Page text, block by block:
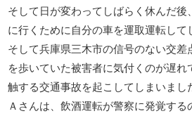
そして日が変わってしばらく休んだ
に行くために自分の車を運取運転して
そして兵庫県三木市の信号のない交差
を歩いていた被害者に気付くのが遅
触する交通事故を起こしてしまいまし
Ａさんは、飲酒運転が警察に発覚す